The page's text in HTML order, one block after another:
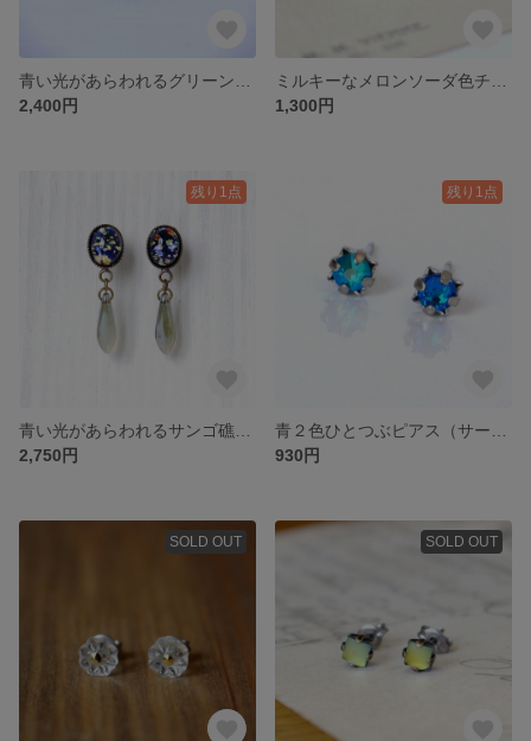
2,400円
1,300円
残り1点
2,750円
残り1点
930円
SOLD OUT SOLD OUT